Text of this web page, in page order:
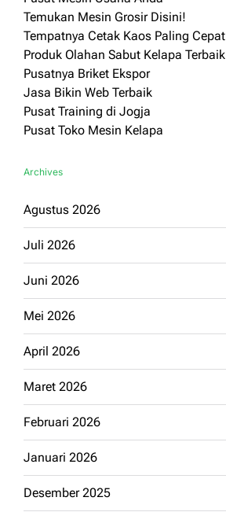
Temukan Mesin Grosir Disini!
Tempatnya Cetak Kaos Paling Cepat
Produk Olahan Sabut Kelapa Terbaik
Pusatnya Briket Ekspor
Jasa Bikin Web Terbaik
Pusat Training di Jogja
Pusat Toko Mesin Kelapa
Archives
Agustus 2026
Juli 2026
Juni 2026
Mei 2026
April 2026
Maret 2026
Februari 2026
Januari 2026
Desember 2025